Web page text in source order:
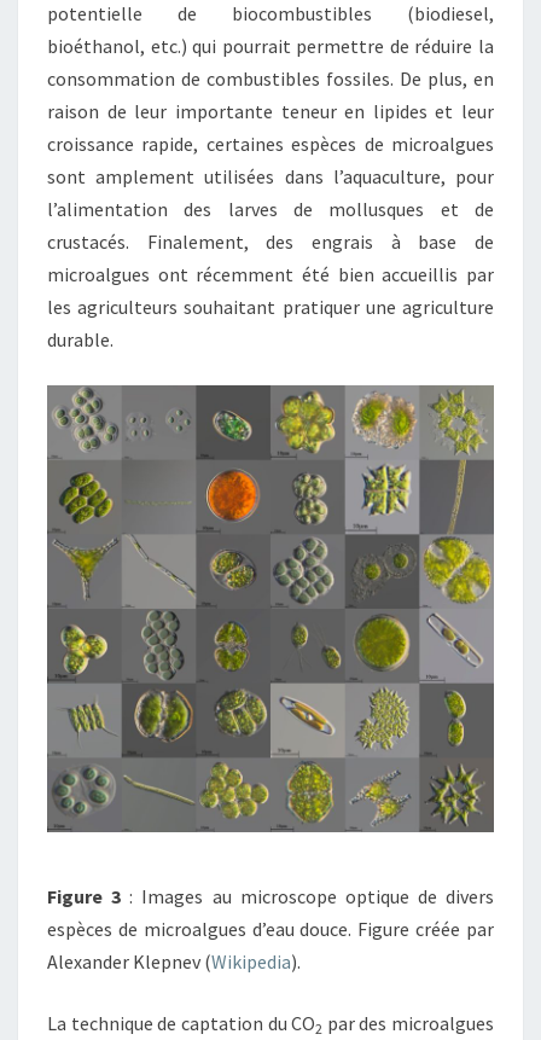
potentielle de biocombustibles (biodiesel,
bioéthanol, etc.) qui pourrait permettre de réduire la
consommation de combustibles fossiles. De plus, en
raison de leur importante teneur en lipides et leur
croissance rapide, certaines espèces de microalgues
sont amplement utilisées dans l’aquaculture, pour
l’alimentation des larves de mollusques et de
crustacés. Finalement, des engrais à base de
microalgues ont récemment été bien accueillis par
les agriculteurs souhaitant pratiquer une agriculture
durable.
Figure 3 : Images au microscope optique de divers
espèces de microalgues d’eau douce. Figure créée par
Alexander Klepnev (Wikipedia).
La technique de captation du CO2 par des microalgues